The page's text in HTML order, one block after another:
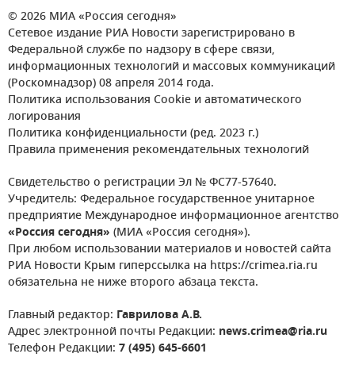
© 2026 МИА «Россия сегодня»
Сетевое издание РИА Новости зарегистрировано в
Федеральной службе по надзору в сфере связи,
информационных технологий и массовых коммуникаций
(Роскомнадзор) 08 апреля 2014 года.
Политика использования Cookie и автоматического
логирования
Политика конфиденциальности (ред. 2023 г.)
Правила применения рекомендательных технологий
Свидетельство о регистрации Эл № ФС77-57640.
Учредитель: Федеральное государственное унитарное
предприятие Международное информационное агентство
«Россия сегодня» (МИА «Россия сегодня»).
При любом использовании материалов и новостей сайта
РИА Новости Крым гиперссылка на https://crimea.ria.ru
обязательна не ниже второго абзаца текста.
Главный редактор: Гаврилова А.В.
Адрес электронной почты Редакции: news.crimea@ria.ru
Телефон Редакции: 7 (495) 645-6601